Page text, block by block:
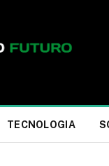
TECNOLOGIA